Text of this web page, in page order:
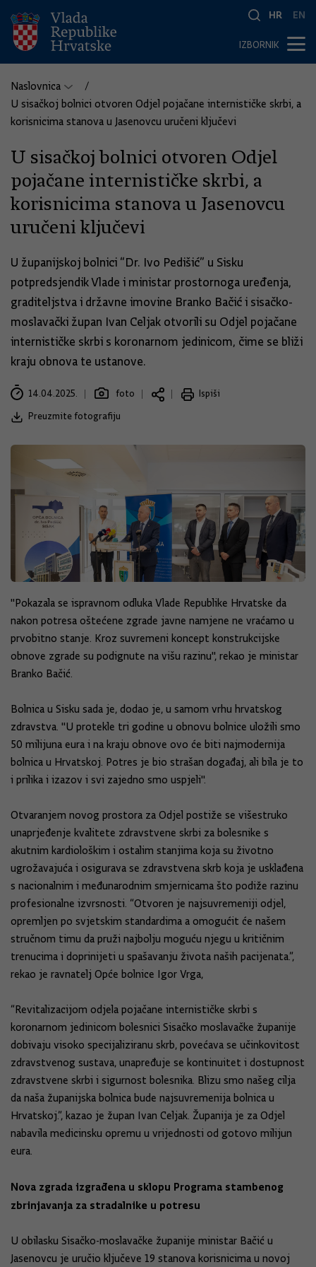
HR EN
IZBORNIK
Naslovnica
U sisačkoj bolnici otvoren Odjel pojačane internističke skrbi, a
korisnicima stanova u Jasenovcu uručeni ključevi
U sisačkoj bolnici otvoren Odjel
pojačane internističke skrbi, a
korisnicima stanova u Jasenovcu
uručeni ključevi
U županijskoj bolnici “Dr. Ivo Pedišić” u Sisku
potpredsjendik Vlade i ministar prostornoga uređenja,
graditeljstva i državne imovine Branko Bačić i sisačko-
moslavački župan Ivan Celjak otvorili su Odjel pojačane
internističke skrbi s koronarnom jedinicom, čime se bliži
kraju obnova te ustanove.
14.04.2025. foto
Ispiši
Preuzmite fotografiju
"Pokazala se ispravnom odluka Vlade Republike Hrvatske da
nakon potresa oštećene zgrade javne namjene ne vraćamo u
prvobitno stanje. Kroz suvremeni koncept konstrukcijske
obnove zgrade su podignute na višu razinu", rekao je ministar
Branko Bačić.
Bolnica u Sisku sada je, dodao je, u samom vrhu hrvatskog
zdravstva. "U protekle tri godine u obnovu bolnice uložili smo
50 milijuna eura i na kraju obnove ovo će biti najmodernija
bolnica u Hrvatskoj. Potres je bio strašan događaj, ali bila je to
i prilika i izazov i svi zajedno smo uspjeli".
Otvaranjem novog prostora za Odjel postiže se višestruko
unaprjeđenje kvalitete zdravstvene skrbi za bolesnike s
akutnim kardiološkim i ostalim stanjima koja su životno
ugrožavajuća i osigurava se zdravstvena skrb koja je usklađena
s nacionalnim i međunarodnim smjernicama što podiže razinu
profesionalne izvrsnosti. “Otvoren je najsuvremeniji odjel,
opremljen po svjetskim standardima a omogućit će našem
stručnom timu da pruži najbolju moguću njegu u kritičnim
trenucima i doprinijeti u spašavanju života naših pacijenata.”,
rekao je ravnatelj Opće bolnice Igor Vrga,
“Revitalizacijom odjela pojačane internističke skrbi s
koronarnom jedinicom bolesnici Sisačko moslavačke županije
dobivaju visoko specijaliziranu skrb, povećava se učinkovitost
zdravstvenog sustava, unapređuje se kontinuitet i dostupnost
zdravstvene skrbi i sigurnost bolesnika. Blizu smo našeg cilja
da naša županijska bolnica bude najsuvremenija bolnica u
Hrvatskoj.”, kazao je župan Ivan Celjak. Županija je za Odjel
nabavila medicinsku opremu u vrijednosti od gotovo milijun
eura.
Nova zgrada izgrađena u sklopu Programa stambenog
zbrinjavanja za stradalnike u potresu
U obilasku Sisačko-moslavačke županije ministar Bačić u
Jasenovcu je uručio ključeve 19 stanova korisnicima u novoj